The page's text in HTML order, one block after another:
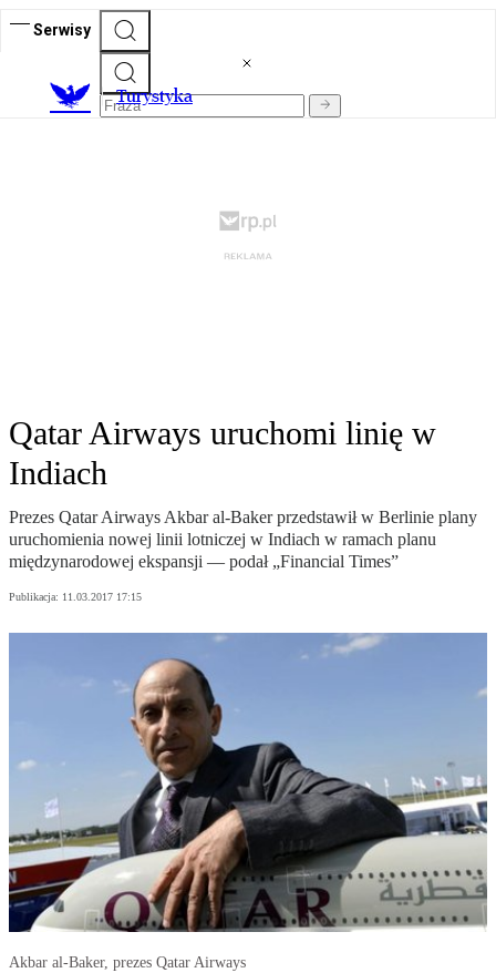
Serwisy
Turystyka
Qatar Airways uruchomi linię w
Indiach
Prezes Qatar Airways Akbar al-Baker przedstawił w Berlinie plany
uruchomienia nowej linii lotniczej w Indiach w ramach planu
międzynarodowej ekspansji — podał „Financial Times”
Publikacja: 11.03.2017 17:15
Akbar al-Baker, prezes Qatar Airways